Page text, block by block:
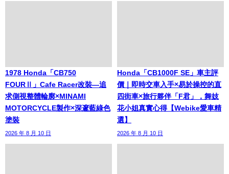
1978 Honda「CB750
FOURⅡ」Cafe Racer改裝—追
求側視整體輪廓×MINAMI
MOTORCYCLE製作×深邃藍綠色
塗裝
2026 年 8 月 10 日
Honda「CB1000F SE」車主評
價｜即時交車入手×易於操控的直
四街車×旅行夥伴「F君」，舞妓
花小姐真實心得【Webike愛車精
選】
2026 年 8 月 10 日